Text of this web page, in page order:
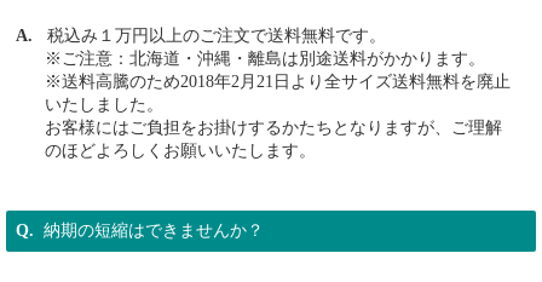
税込み１万円以上のご注文で送料無料です。
※ご注意：北海道・沖縄・離島は別途送料がかかります。
※送料高騰のため2018年2月21日より全サイズ送料無料を廃止
いたしました。
お客様にはご負担をお掛けするかたちとなりますが、ご理解
のほどよろしくお願いいたします。
納期の短縮はできませんか？